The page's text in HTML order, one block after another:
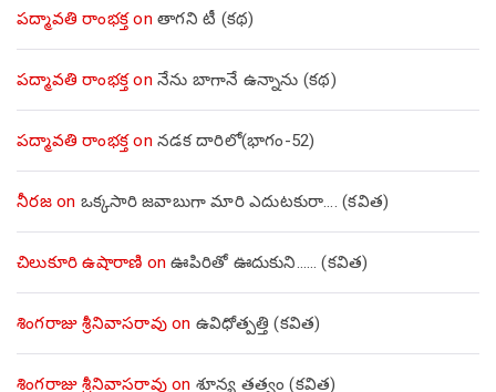
పద్మావతి రాంభక్తon తాగని టీ (కథ)
పద్మావతి రాంభక్తon నేను బాగానే ఉన్నాను (క‌థ‌)
పద్మావతి రాంభక్తon నడక దారిలో(భాగం-52)
నీరజon ఒక్కసారి జవాబుగా మారి ఎదుటకురా…. (కవిత)
చిలుకూరి ఉషారాణి onఊపిరితో ఊదుకుని…… (కవిత)
శింగరాజు శ్రీనివాసరావుon ఉవిధోత్పత్తి (కవిత)
శింగరాజు శ్రీనివాసరావుon శూన్య తత్వం (కవిత)